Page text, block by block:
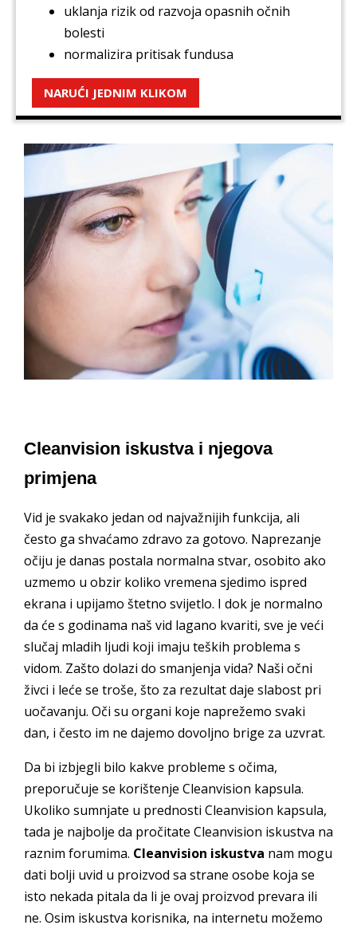
uklanja rizik od razvoja opasnih očnih
bolesti
normalizira pritisak fundusa
NARUĆI JEDNIM KLIKOM
Cleanvision iskustva i njegova
primjena
Vid je svakako jedan od najvažnijih funkcija, ali
često ga shvaćamo zdravo za gotovo. Naprezanje
očiju je danas postala normalna stvar, osobito ako
uzmemo u obzir koliko vremena sjedimo ispred
ekrana i upijamo štetno svijetlo. I dok je normalno
da će s godinama naš vid lagano kvariti, sve je veći
slučaj mladih ljudi koji imaju teških problema s
vidom. Zašto dolazi do smanjenja vida? Naši očni
živci i leće se troše, što za rezultat daje slabost pri
uočavanju. Oči su organi koje naprežemo svaki
dan, i često im ne dajemo dovoljno brige za uzvrat.
Da bi izbjegli bilo kakve probleme s očima,
preporučuje se korištenje Cleanvision kapsula.
Ukoliko sumnjate u prednosti Cleanvision kapsula,
tada je najbolje da pročitate Cleanvision iskustva na
raznim forumima. Cleanvision iskustva nam mogu
dati bolji uvid u proizvod sa strane osobe koja se
isto nekada pitala da li je ovaj proizvod prevara ili
ne. Osim iskustva korisnika, na internetu možemo